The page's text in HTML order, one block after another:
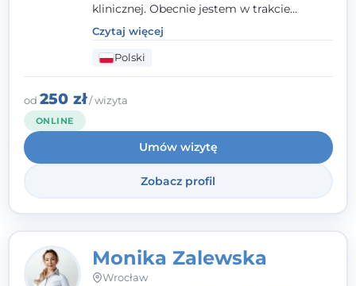
klinicznej. Obecnie jestem w trakcie
szkolenia na psychoterapeutę
systemowego. Posiadam status członka
nadzwyczajnego Wielkopolskiego
TowarzystwaTerapii Systemowejoraz
należę do Polskiego Towarzystwa
pierwszym miejscu stawiam budowanie
atmosfery bezpieczeństwa i zrozumienia w
relacjach z Klientami. Istotna dla nie jest
również koncentracja na dostępnych
zasobach.
Czytaj więcej
Polski
od 250 zł/ wizyta
ONLINE
Umów wizytę
Zobacz profil
Monika Zalewska
Wrocław